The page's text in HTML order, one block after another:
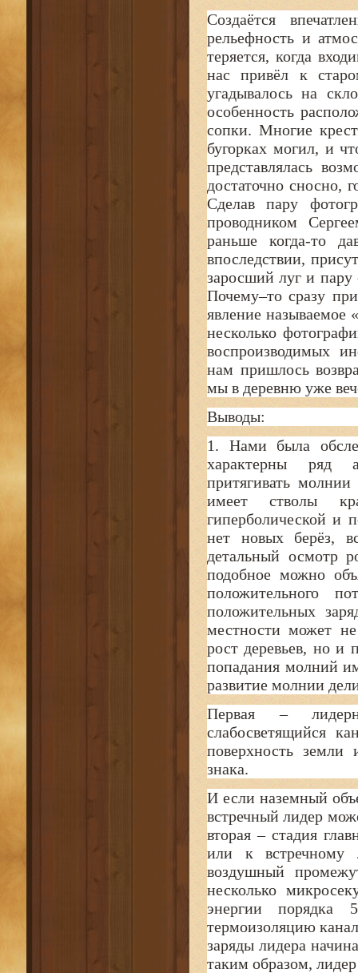
Создаётся
рельефность и
теряется, когда
нас привёл к
угадывалось на
особенность
сопки. Многие
бугорках могил, и
представлялась
достаточно сносно,
Сделав пару
проводником
раньше когда-то
впоследствии,
заросший луг и пару
Почему–то сразу
явление называемое
несколько
воспроизводимых
нам пришлось
мы в деревню уже
Выводы:
1. Нами была
характерны ряд
притягивать
имеет стволы
гиперболической и
нет новых берёз,
детальный осмотр
подобное можно
положительного
положительных
местности может
рост деревьев, но и
попадания молний
развитие молнии
Первая –
слабосветящийся
поверхность земли
знака.
И если наземный
встречный лидер
вторая – стадия
или к встречному
воздушный
несколько
энергии
термоизоляцию
заряды лидера
таким образом,